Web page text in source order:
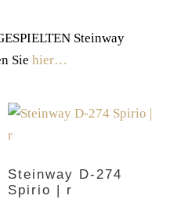
Steinway
Sie hier…
Steinway D-274
Spirio | r